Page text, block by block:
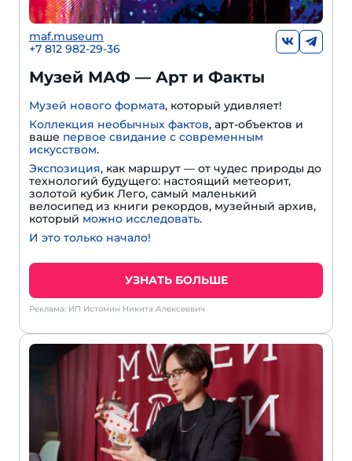
maf.museum
+7 812 982-29-36
Музей МАФ — Арт и Факты
Музей нового формата, который удивляет!
Коллекция необычных фактов, арт-объектов и
ваше первое свидание с современным
искусством.
Экспозиция, как маршрут — от чудес природы до
технологий будущего: настоящий метеорит,
золотой кубик Лего, самый маленький
велосипед из книги рекордов, музейный архив,
который можно исследовать.
И это только начало!
УЗНАТЬ БОЛЬШЕ
Реклама: ИП Истомин Никита Алексеевич